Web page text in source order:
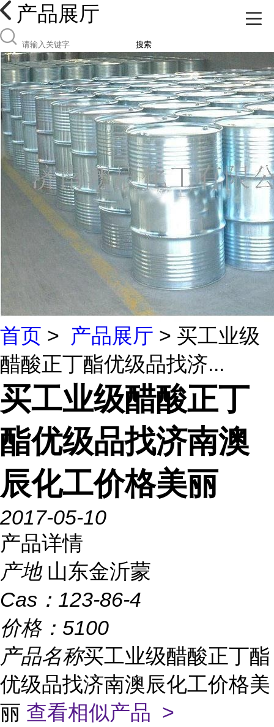
产品展厅
搜索
首页 > 产品展厅 > 买工业级
醋酸正丁酯优级品找济...
买工业级醋酸正丁
酯优级品找济南澳
辰化工价格美丽
2017-05-10
产品详情
产地 山东金沂蒙
Cas： 123-86-4
价格： 5100
产品名称买工业级醋酸正丁酯
优级品找济南澳辰化工价格美
丽 查看相似产品 >